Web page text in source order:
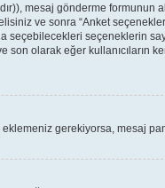
mesaj gönderme formunun
ve sonra “Anket
seçeneklerin
olarak eğer kullanıcıların
gerekiyorsa, mesaj